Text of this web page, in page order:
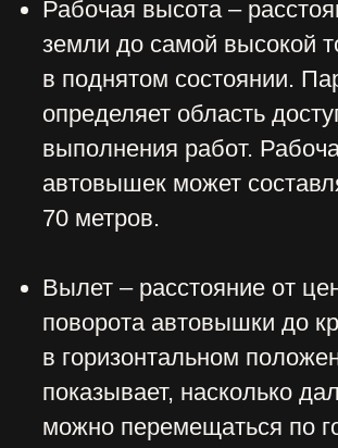
ЗАКАЗАТЬ
ОБРАТНЫЙ
ЗВОНОК
Телефон
+7
Заказать звонок